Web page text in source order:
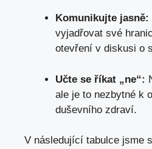
Komunikujte jasně:
vyjadřovat své
otevření v diskusi o
Učte se říkat „ne“:
ale je to nezbytné k
duševního zdraví.
V následující tabulce jsme